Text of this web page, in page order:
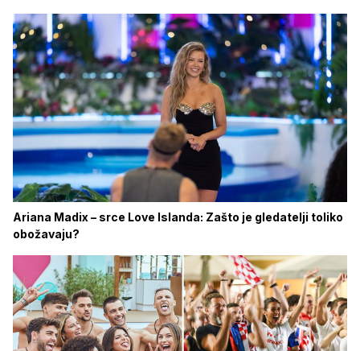
Ariana Madix – srce Love Islanda: Zašto je gledatelji toliko
obožavaju?